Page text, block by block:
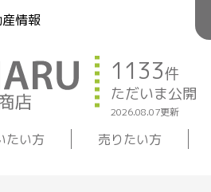
情報
1133件
ただいま公開
2026.08.07更新
たい方 売りたい方